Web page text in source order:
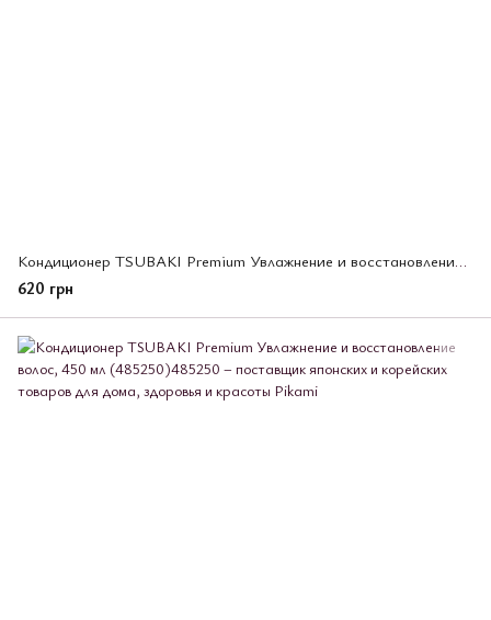
Кондиционер TSUBAKI Premium Увлажнение и восстановление волос, 300 мл
620 грн